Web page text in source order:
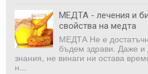
МЕДТА - лечения и
свойства на медта
МЕДТА Не е
бъдем здрави. Даже
знания, не винаги ни оста­ва
н...